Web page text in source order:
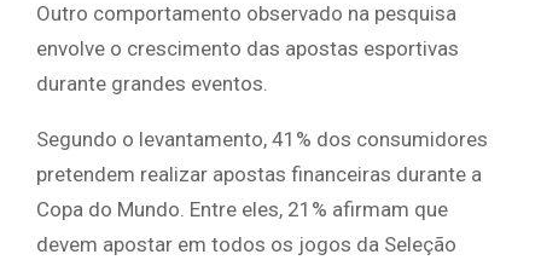
Outro comportamento observado na pesquisa
envolve o crescimento das apostas esportivas
durante grandes eventos.
Segundo o levantamento, 41% dos consumidores
pretendem realizar apostas financeiras durante a
Copa do Mundo. Entre eles, 21% afirmam que
devem apostar em todos os jogos da Seleção